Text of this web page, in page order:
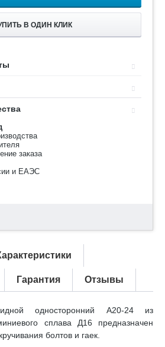
В ОДИН КЛИК
заказа
и ЕАЭС
Гарантия Отзывы
односторонний А20-24 из
сплава Д16 предназначен
болтов и гаек.